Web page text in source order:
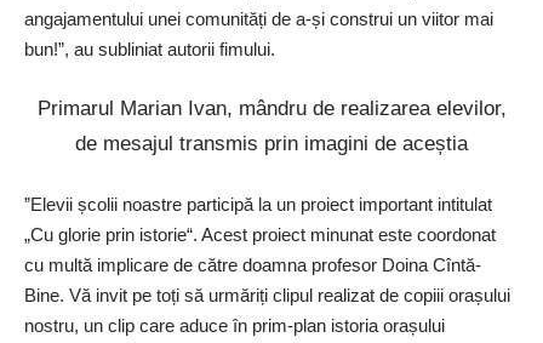
angajamentului unei comunități de a-și construi un viitor mai
bun!”, au subliniat autorii fimului.
Primarul Marian Ivan, mândru de realizarea elevilor,
de mesajul transmis prin imagini de aceștia
”Elevii școlii noastre participă la un proiect important intitulat
„Cu glorie prin istorie“. Acest proiect minunat este coordonat
cu multă implicare de către doamna profesor Doina Cîntă-
Bine. Vă invit pe toți să urmăriți clipul realizat de copiii orașului
nostru, un clip care aduce în prim-plan istoria orașului